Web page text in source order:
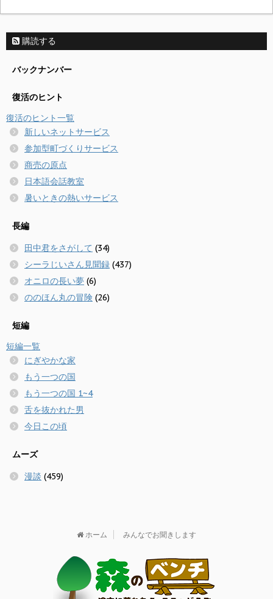
購読する
バックナンバー
復活のヒント
復活のヒント一覧
新しいネットサービス
参加型町づくりサービス
商売の原点
日本語会話教室
暑いときの熱いサービス
長編
田中君をさがして (34)
シーラじいさん見聞録 (437)
オニロの長い夢 (6)
ののほん丸の冒険 (26)
短編
短編一覧
にぎやかな家
もう一つの国
もう一つの国 1~4
舌を抜かれた男
今日この頃
ムーズ
漫談 (459)
ホーム みんなでお聞きします